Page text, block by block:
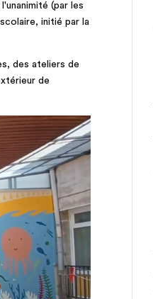
(par les
initié par la
des ateliers de
de